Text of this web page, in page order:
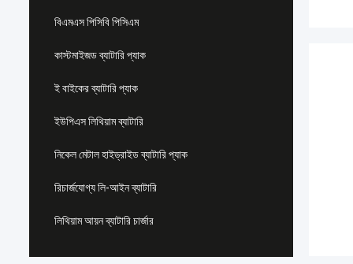
বিএমএস পিসিবি পিসিএম
কাস্টমাইজড ব্যাটারি প্যাক
ই বাইকের ব্যাটারি প্যাক
ইউপিএস লিথিয়াম ব্যাটারি
নিকেল মেটাল হাইড্রাইড ব্যাটারি প্যাক
রিচার্জযোগ্য লি-আইন ব্যাটারি
লিথিয়াম আয়ন ব্যাটারি চার্জার